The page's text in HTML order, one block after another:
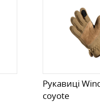
Рукавиці
coyote